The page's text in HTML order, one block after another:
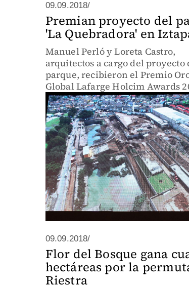
09.09.2018/
Premian proyecto del
'La Quebradora' en
Manuel Perló y Loreta Castro,
arquitectos a cargo del proyecto
parque, recibieron el Premio
Global Lafarge Holcim Awards
09.09.2018/
Flor del Bosque gana
hectáreas por la
Riestra